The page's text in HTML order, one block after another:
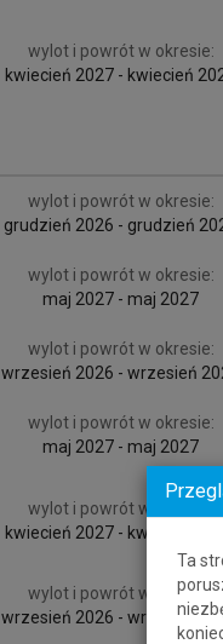
wylot i powrót w okresie:
kwiecień 2027 - kwiecień
wylot i powrót w okresie:
grudzień 2026 - grudzień
wylot i powrót w okresie:
maj 2027 - maj 2027
wylot i powrót w okresie:
wrzesień 2026 - wrzesień
wylot i powrót w okresie:
maj 2027 - maj 2027
wylot i powrót w okresie:
kwiecień 2027 - kwiecień
wylot i powrót w okresie:
wrzesień 2026 - wrzesień
Ta